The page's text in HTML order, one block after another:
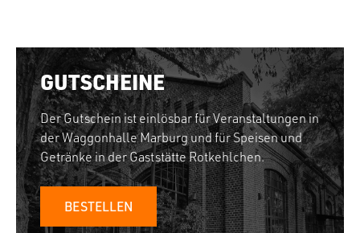
GUTSCHEINE
Der Gutschein ist einlösbar für Veranstaltungen in
der Waggonhalle Marburg und für Speisen und
Getränke in der Gaststätte Rotkehlchen.
BESTELLEN